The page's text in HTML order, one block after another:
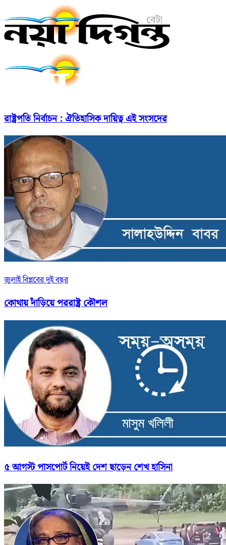
রাষ্ট্রপতি নির্বাচন : ঐতিহাসিক দায়িত্ব এই সংসদের
জুলাই বিপ্লবের দুই বছর
কোথায় দাঁড়িয়ে পররাষ্ট্র কৌশল
৫ আগস্ট পাসপোর্ট নিয়েই দেশ ছাড়েন শেখ হাসিনা